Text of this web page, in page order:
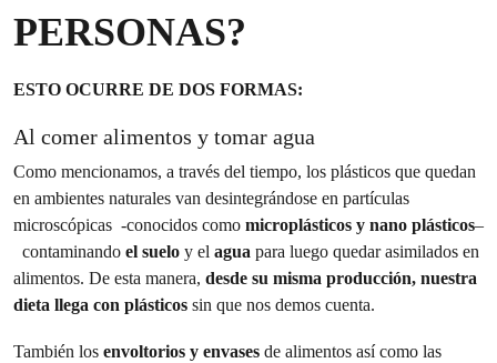
PERSONAS?
ESTO OCURRE DE DOS FORMAS:
Al comer alimentos y tomar agua
Como mencionamos, a través del tiempo, los plásticos que quedan
en ambientes naturales van desintegrándose en partículas
microscópicas -conocidos como microplásticos y nano plásticos–
contaminando el suelo y el agua para luego quedar asimilados en
alimentos. De esta manera, desde su misma producción, nuestra
dieta llega con plásticos sin que nos demos cuenta.
También los envoltorios y envases de alimentos así como las